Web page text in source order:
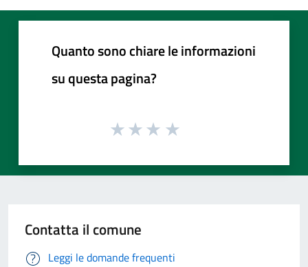
Quanto sono chiare le informazioni
su questa pagina?
Contatta il comune
Leggi le domande frequenti